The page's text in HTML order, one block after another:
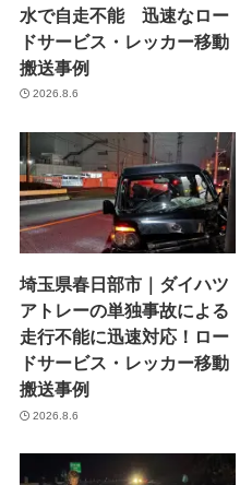
水で自走不能 迅速なロー
ドサービス・レッカー移動
搬送事例
2026.8.6
埼玉県春日部市｜ダイハツ
アトレーの単独事故による
走行不能に迅速対応！ロー
ドサービス・レッカー移動
搬送事例
2026.8.6